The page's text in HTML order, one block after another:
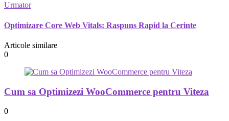
Urmator
Optimizare Core Web Vitals: Raspuns Rapid la Cerinte
Articole similare
0
Cum sa Optimizezi WooCommerce pentru Viteza
0